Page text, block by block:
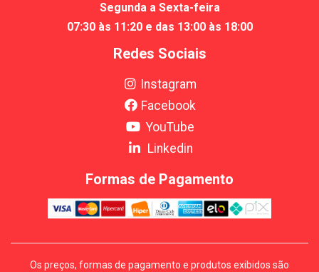
Segunda a Sexta-feira
07:30 às 11:20 e das 13:00 às 18:00
Redes Sociais
Instagram
Facebook
YouTube
Linkedin
Formas de Pagamento
Os preços, formas de pagamento e produtos exibidos são